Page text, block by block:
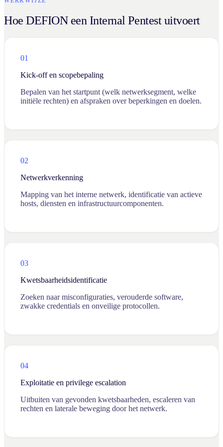
Hoe DEFION een Internal Pentest uitvoert
01
Kick-off en scopebepaling
Bepalen van het startpunt (welk netwerksegment, welke
initiële rechten) en afspraken over beperkingen en doelen.
02
Netwerkverkenning
Mapping van het interne netwerk, identificatie van actieve
hosts, diensten en infrastructuurcomponenten.
03
Kwetsbaarheidsidentificatie
Zoeken naar misconfiguraties, verouderde software,
zwakke credentials en onveilige protocollen.
04
Exploitatie en privilege escalation
Uitbuiten van gevonden kwetsbaarheden, escaleren van
rechten en laterale beweging door het netwerk.